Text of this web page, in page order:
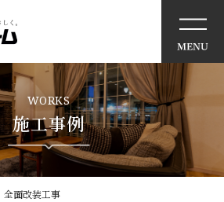
イベント情報
ケンコーホームの想い
住まいの特徴
WORKS
施工事例
全面改装工事